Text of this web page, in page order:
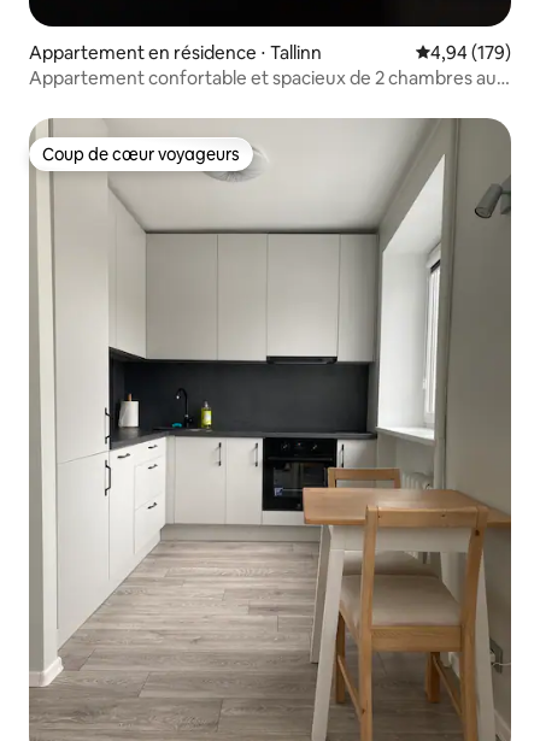
Appartement en résidence ⋅ Tallinn Évaluation
4,94 (179)
Appartement confortable et spacieux de 2 chambres au
Coup de cœur voyageurs
Coup de cœur voyageurs